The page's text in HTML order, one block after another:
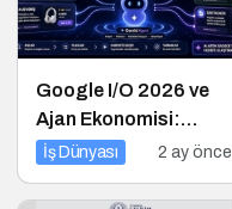
Google I/O 2026 ve
Ajan Ekonomisi:
Girişimcinin Yeni
İş Dünyası 2 ay önce